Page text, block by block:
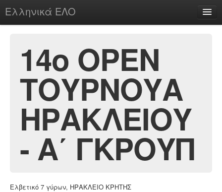
Ελληνικά ΕΛΟ
chesstu.be @ discord
Login
14o OPEN
ΤΟΥΡΝΟΥΑ
ΗΡΑΚΛΕΙΟΥ
- Α΄ ΓΚΡΟΥΠ
Ελβετικό 7 γύρων, ΗΡΑΚΛΕΙΟ ΚΡΗΤΗΣ